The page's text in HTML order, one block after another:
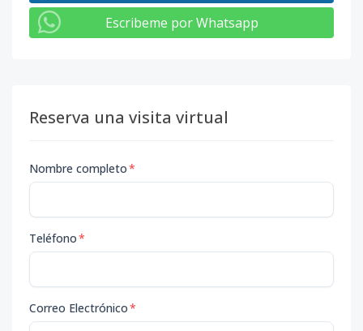
Escribeme por Whatsapp
Reserva una visita virtual
Nombre completo*
Teléfono*
Correo Electrónico*